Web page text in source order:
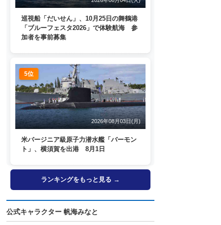
巡視船「だいせん」、10月25日の舞鶴港
「ブルーフェスタ2026」で体験航海 参
加者を事前募集
5位
2026年08月03日(月)
米バージニア級原子力潜水艦「バーモン
ト」、横須賀を出港 8月1日
ランキングをもっと見る →
公式キャラクター 帆海みなと